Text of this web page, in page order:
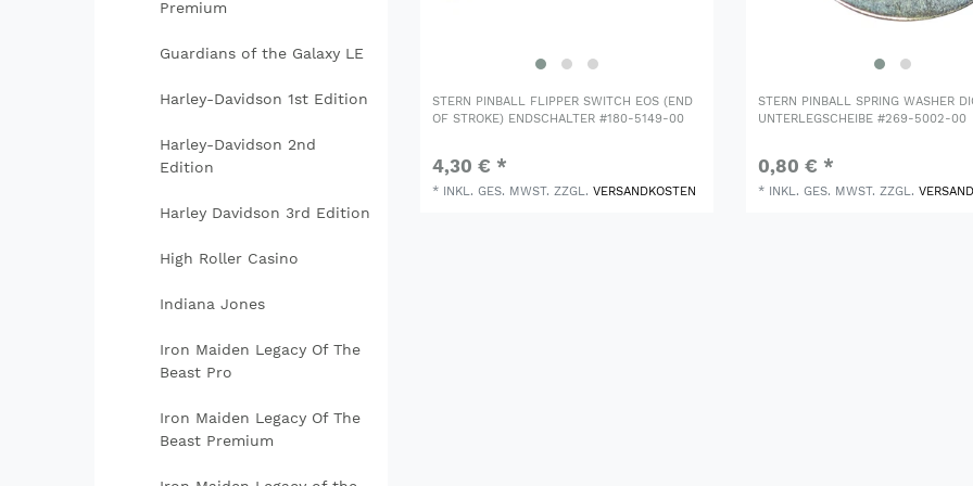
Premium
Guardians of the Galaxy LE
Harley-Davidson 1st Edition
Harley-Davidson 2nd
Edition
Harley Davidson 3rd Edition
High Roller Casino
Indiana Jones
Iron Maiden Legacy Of The
Beast Pro
Iron Maiden Legacy Of The
Beast Premium
STERN PINBALL FLIPPER SWITCH EOS (END
OF STROKE) ENDSCHALTER #180-5149-00
4,30 € *
* INKL. GES. MWST. ZZGL.VERSANDKOSTEN
STERN PINBALL SPRING WASHER
UNTERLEGSCHEIBE #269-5002-00
0,80 € *
* INKL. GES. MWST. ZZGL.